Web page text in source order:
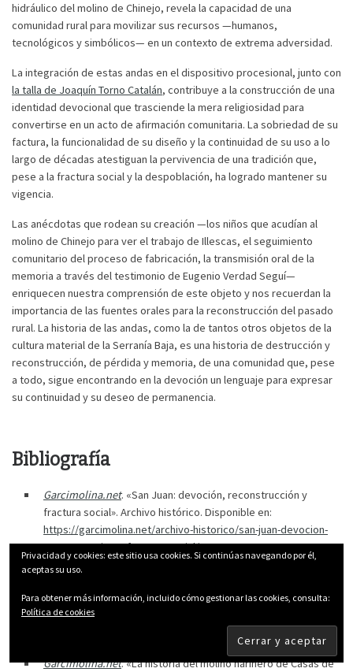
hidráulico del molino de Chinejo, revela la capacidad de una
comunidad rural para movilizar sus recursos —humanos,
tecnológicos y simbólicos— en un contexto de extrema adversidad.
La integración de estas andas en el dispositivo procesional, junto con
la talla de Joaquín Torno Catalán, contribuye a la construcción de una
identidad devocional que trasciende la mera religiosidad para
convertirse en un acto de afirmación comunitaria. La sobriedad de su
factura, la funcionalidad de su diseño y la continuidad de su uso a lo
largo de décadas atestiguan la pervivencia de una tradición que,
pese a la fractura social y la despoblación, ha logrado mantener su
vigencia.
Las anécdotas que rodean su creación —los niños que acudían al
molino de Chinejo para ver el trabajo de Illescas, el seguimiento
comunitario del proceso de fabricación, la transmisión oral de la
memoria a través del testimonio de Eugenio Verdad Seguí—
enriquecen nuestra comprensión de este objeto y nos recuerdan la
importancia de las fuentes orales para la reconstrucción del pasado
rural. La historia de las andas, como la de tantos otros objetos de la
cultura material de la Serranía Baja, es una historia de destrucción y
reconstrucción, de pérdida y memoria, de una comunidad que, pese
a todo, sigue encontrando en la devoción un lenguaje para expresar
su continuidad y su deseo de permanencia.
Bibliografía
Garcimolina.net. «San Juan: devoción, reconstrucción y
fractura social». Archivo histórico. Disponible en:
https://garcimolina.net/archivo-historico/san-juan-devocion-
reconstruccion-y-fractura-social/
Garcimolina.net
Disponible en:https://garcimolina.net/archivo-
historico/observacion-exterior-e-historia-de-la-iglesia-de-
san-juan-bautista-de-casas-de-garcimolina-cuenca/
Garcimolina.net. «La historia del molino harinero de Casas de
Privacidad y cookies: este sitio usa cookies. Si continúas navegando por él,
aceptas su uso.
Para obtener más información, incluido cómo gestionar las cookies, consulta:
Política de cookies